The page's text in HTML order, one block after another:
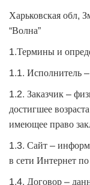
Харьковская обл,
“Волна”
1.Термины и
1.1.
1.2. Заказчик –
достигшее
имеющее право
1.3. Сайт –
в сети Интернет по
1.4. Договор –